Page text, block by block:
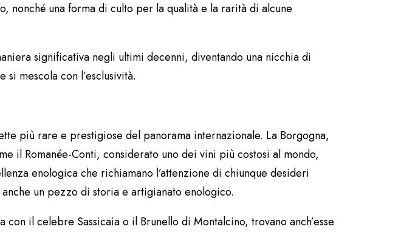
nonché una forma di culto per la qualità e la rarità di alcune
significativa negli ultimi decenni, diventando una nicchia di
mescola con l’esclusività.
più rare e prestigiose del panorama internazionale. La Borgogna,
il Romanée-Conti, considerato uno dei vini più costosi al mondo,
enologica che richiamano l’attenzione di chiunque desideri
un pezzo di storia e artigianato enologico.
il celebre Sassicaia o il Brunello di Montalcino, trovano anch’esse